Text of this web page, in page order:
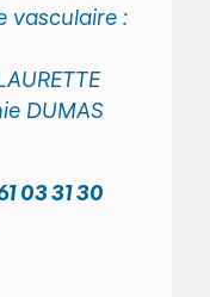
vasculaire :
DUMAS
03 31 30